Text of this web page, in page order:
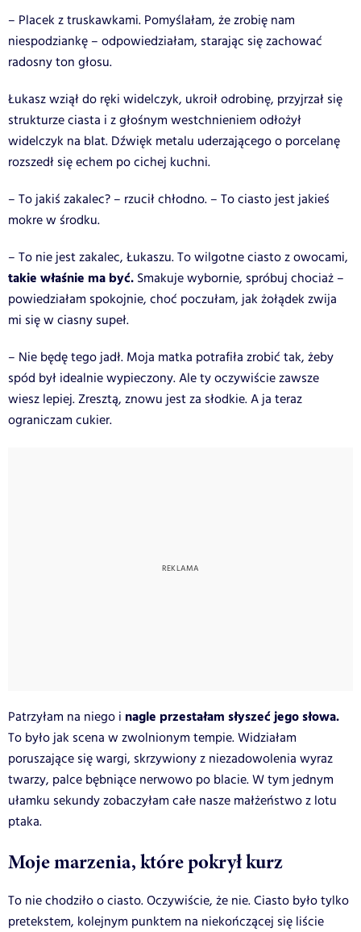
– Placek z truskawkami. Pomyślałam, że zrobię nam
niespodziankę – odpowiedziałam, starając się zachować
radosny ton głosu.
Łukasz wziął do ręki widelczyk, ukroił odrobinę, przyjrzał się
strukturze ciasta i z głośnym westchnieniem odłożył
widelczyk na blat. Dźwięk metalu uderzającego o porcelanę
rozszedł się echem po cichej kuchni.
– To jakiś zakalec? – rzucił chłodno. – To ciasto jest jakieś
mokre w środku.
– To nie jest zakalec, Łukaszu. To wilgotne ciasto z owocami,
takie właśnie ma być. Smakuje wybornie, spróbuj chociaż –
powiedziałam spokojnie, choć poczułam, jak żołądek zwija
mi się w ciasny supeł.
– Nie będę tego jadł. Moja matka potrafiła zrobić tak, żeby
spód był idealnie wypieczony. Ale ty oczywiście zawsze
wiesz lepiej. Zresztą, znowu jest za słodkie. A ja teraz
ograniczam cukier.
Patrzyłam na niego i nagle przestałam słyszeć jego słowa.
To było jak scena w zwolnionym tempie. Widziałam
poruszające się wargi, skrzywiony z niezadowolenia wyraz
twarzy, palce bębniące nerwowo po blacie. W tym jednym
ułamku sekundy zobaczyłam całe nasze małżeństwo z lotu
ptaka.
Moje marzenia, które pokrył kurz
To nie chodziło o ciasto. Oczywiście, że nie. Ciasto było tylko
pretekstem, kolejnym punktem na niekończącej się liście